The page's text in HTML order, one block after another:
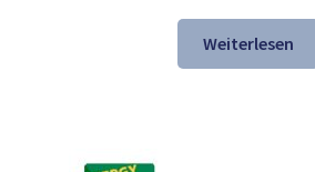
Preis
war:
43,28 €
ist:
Weiterlesen